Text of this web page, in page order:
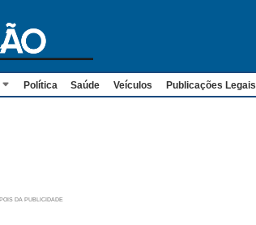
Política Saúde Veículos Publicações Legais